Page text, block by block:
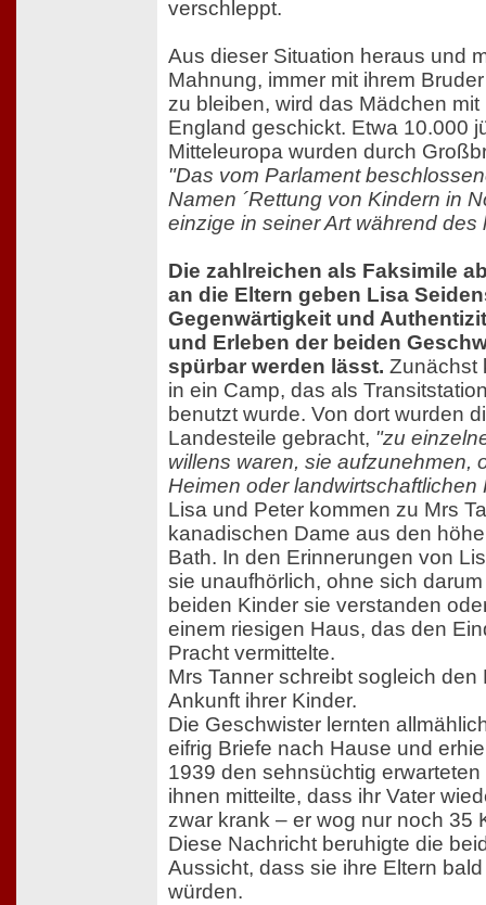
verschleppt.
Aus dieser Situation heraus und
Mahnung, immer mit ihrem
zu bleiben, wird das Mädchen
England geschickt. Etwa 10.000
Mitteleuropa wurden durch
"Das vom Parlament
Namen ´Rettung von Kindern in
einzige in seiner Art während des
Die zahlreichen als Faksimile
an die Eltern geben Lisa
Gegenwärtigkeit und
und Erleben der beiden
spürbar werden lässt. Zunächst
in ein Camp, das als
benutzt wurde. Von dort wurden
Landesteile gebracht, "zu
willens waren, sie aufzunehmen,
Heimen oder landwirtschaftlichen
Lisa und Peter kommen zu Mrs
kanadischen Dame aus den
Bath. In den Erinnerungen von
sie unaufhörlich, ohne sich
beiden Kinder sie verstanden
einem riesigen Haus, das den
Pracht vermittelte.
Mrs Tanner schreibt sogleich den
Ankunft ihrer Kinder.
Die Geschwister lernten
eifrig Briefe nach Hause und
1939 den sehnsüchtig erwarteten
ihnen mitteilte, dass ihr Vater
zwar krank – er wog nur noch 35
Diese Nachricht beruhigte die
Aussicht, dass sie ihre Eltern
würden.